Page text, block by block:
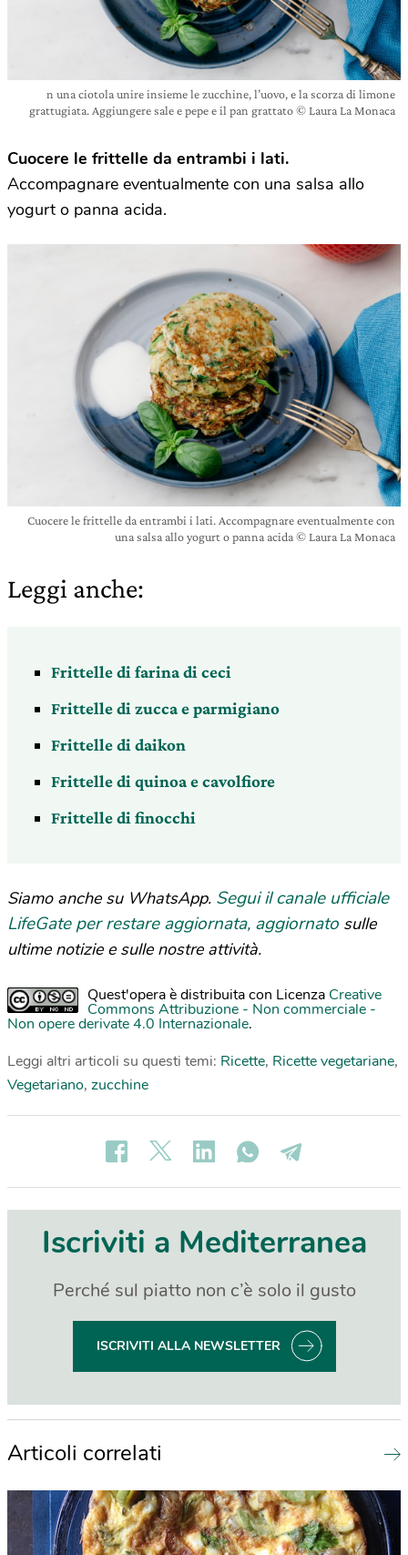
n una ciotola unire insieme le zucchine, l’uovo, e la scorza di limone
grattugiata. Aggiungere sale e pepe e il pan grattato © Laura La Monaca
Cuocere le frittelle da entrambi i lati.
Accompagnare eventualmente con una salsa allo
yogurt o panna acida.
Cuocere le frittelle da entrambi i lati. Accompagnare eventualmente con
una salsa allo yogurt o panna acida © Laura La Monaca
Leggi anche:
Frittelle di farina di ceci
Frittelle di zucca e parmigiano
Frittelle di daikon
Frittelle di quinoa e cavolfiore
Frittelle di finocchi
Siamo anche su WhatsApp. Segui il canale ufficiale
LifeGate per restare aggiornata, aggiornato sulle
ultime notizie e sulle nostre attività.
Quest'opera è distribuita con Licenza Creative
Commons Attribuzione - Non commerciale -
Non opere derivate 4.0 Internazionale.
Leggi altri articoli su questi temi: Ricette, Ricette vegetariane,
Vegetariano, zucchine
Iscriviti a Mediterranea
Perché sul piatto non c’è solo il gusto
ISCRIVITI ALLA NEWSLETTER
Articoli correlati